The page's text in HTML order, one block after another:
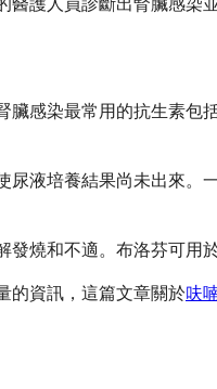
感染最常用的抗生素
液培養結果尚未出來
燒和不適。布洛芬可用
的資訊，這篇文章關於呋